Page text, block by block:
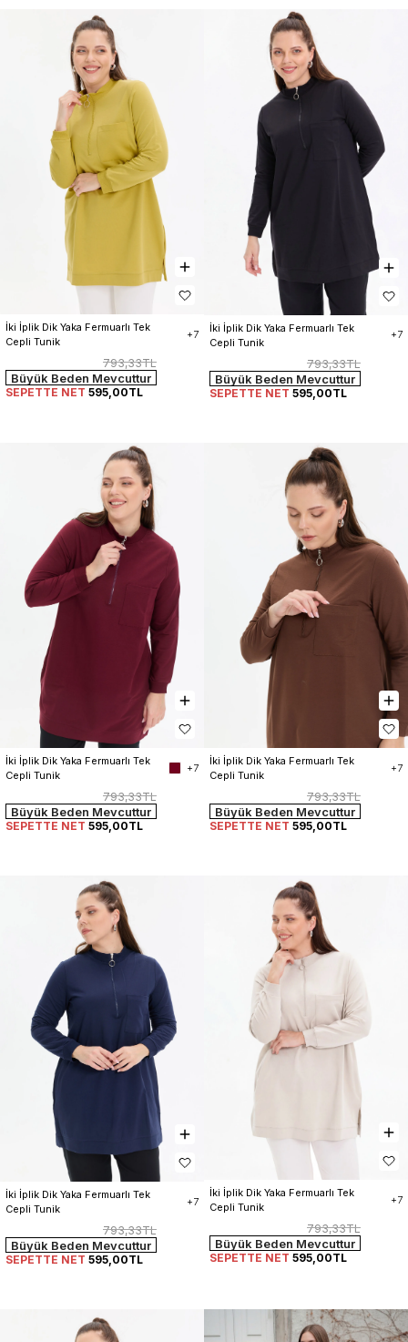
İki İplik Dik Yaka Fermuarlı Tek
Cepli Tunik
+7
793,33TL
Büyük Beden Mevcuttur
SEPETTE NET 595,00TL
İki İplik Dik Yaka Fermuarlı Tek
Cepli Tunik
+7
793,33TL
Büyük Beden Mevcuttur
SEPETTE NET 595,00TL
İki İplik Dik Yaka Fermuarlı Tek
Cepli Tunik
+7
793,33TL
Büyük Beden Mevcuttur
SEPETTE NET 595,00TL
İki İplik Dik Yaka Fermuarlı Tek
Cepli Tunik
+7
793,33TL
Büyük Beden Mevcuttur
SEPETTE NET 595,00TL
İki İplik Dik Yaka Fermuarlı Tek
Cepli Tunik
+7
793,33TL
Büyük Beden Mevcuttur
SEPETTE NET 595,00TL
İki İplik Dik Yaka Fermuarlı Tek
Cepli Tunik
+7
793,33TL
Büyük Beden Mevcuttur
SEPETTE NET 595,00TL